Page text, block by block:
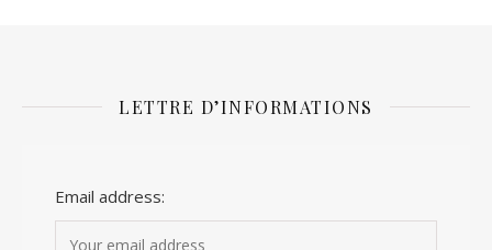
LETTRE D’INFORMATIONS
Email address: